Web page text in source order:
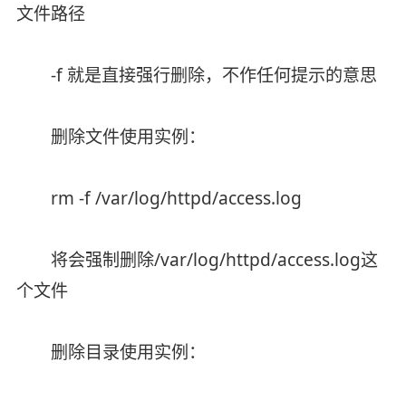
文件路径
-f 就是直接强行删除，不作任何提示的意思
删除文件使用实例：
rm -f /var/log/httpd/access.log
将会强制删除/var/log/httpd/access.log这
个文件
删除目录使用实例：